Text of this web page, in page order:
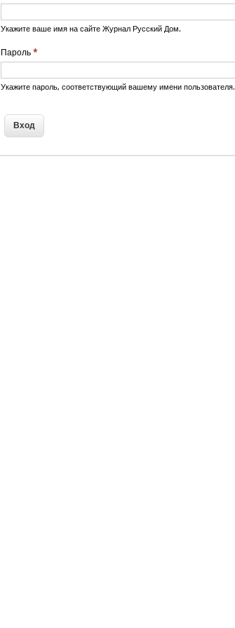
Укажите ваше имя на сайте Журнал Русский Дом.
Пароль*
Укажите пароль, соответствующий вашему имени пользователя.